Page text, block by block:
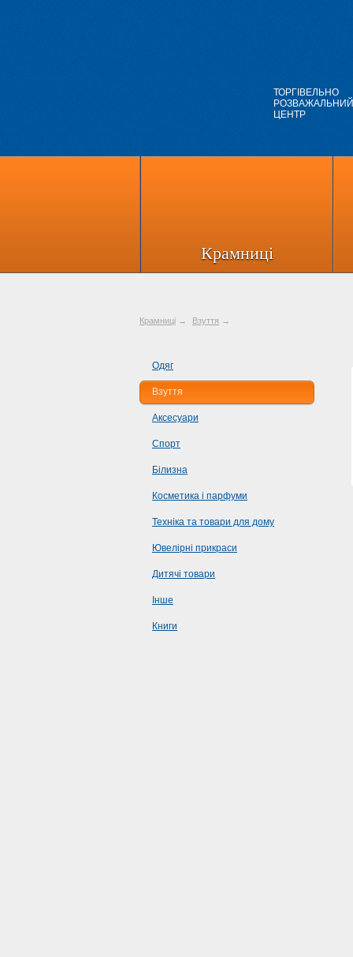
ТОРГІВЕЛЬНО
РОЗВАЖАЛЬНИЙ
ЦЕНТР
Крамниці
Крамниці → Взуття →
Одяг
Взуття
Аксесуари
Спорт
Білизна
Косметика і парфуми
Техніка та товари для дому
Ювелірні прикраси
Дитячі товари
Інше
Книги